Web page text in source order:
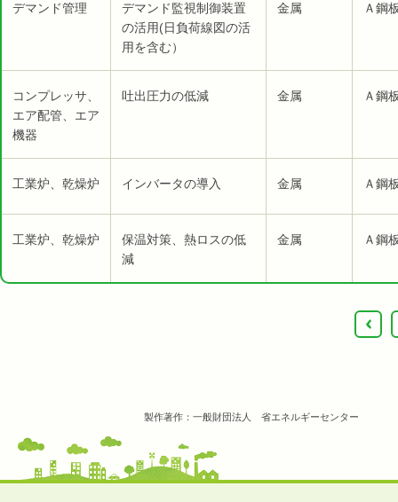
デマンド管理
デマンド監視制御装置
の活用(日負荷線図の活
用を含む）
金属 Ａ鋼
コンプレッサ、
エア配管、エア
機器
吐出圧力の低減 金属 Ａ鋼
工業炉、乾燥炉 インバータの導入 金属 Ａ鋼
工業炉、乾燥炉
保温対策、熱ロスの低
減
金属 Ａ鋼
‹
製作著作：一般財団法人 省エネルギーセンター